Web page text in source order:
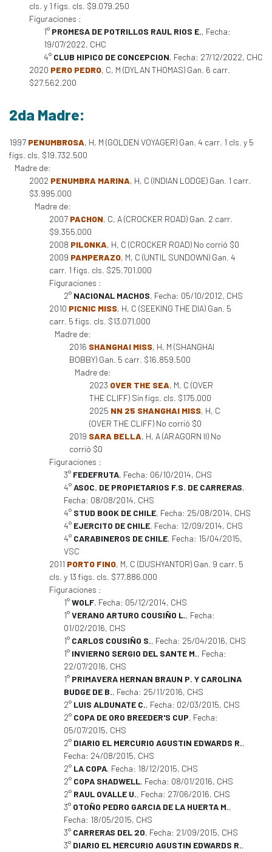
cls. y 1 figs. cls. $9.079.250
Figuraciones :
1° PROMESA DE POTRILLOS RAUL RIOS E., Fecha:
19/07/2022, CHC
4° CLUB HIPICO DE CONCEPCION, Fecha: 27/12/2022, CHC
2020 PERO PEDRO, C, M (DYLAN THOMAS) Gan. 6 carr.
$27.562.200
2da Madre:
1997 PENUMBROSA, H, M (GOLDEN VOYAGER) Gan. 4 carr. 1 cls. y 5
figs. cls. $19.732.500
Madre de:
2002 PENUMBRA MARINA, H, C (INDIAN LODGE) Gan. 1 carr.
$3.995.000
Madre de:
2007 PACHON, C, A (CROCKER ROAD) Gan. 2 carr.
$9.355.000
2008 PILONKA, H, C (CROCKER ROAD) No corrió $0
2009 PAMPERAZO, M, C (UNTIL SUNDOWN) Gan. 4
carr. 1 figs. cls. $25.701.000
Figuraciones :
2° NACIONAL MACHOS, Fecha: 05/10/2012, CHS
2010 PICNIC MISS, H, C (SEEKING THE DIA) Gan. 5
carr. 5 figs. cls. $13.071.000
Madre de:
2016 SHANGHAI MISS, H, M (SHANGHAI
BOBBY) Gan. 5 carr. $16.859.500
Madre de:
2023 OVER THE SEA, M, C (OVER
THE CLIFF) Sin figs. cls. $175.000
2025 NN 25 SHANGHAI MISS, H, C
(OVER THE CLIFF) No corrió $0
2019 SARA BELLA, H, A (ARAGORN II) No
corrió $0
Figuraciones :
3° FEDEFRUTA, Fecha: 06/10/2014, CHS
4°ASOC. DE PROPIETARIOS F.S. DE CARRERAS,
Fecha: 08/08/2014, CHS
4° STUD BOOK DE CHILE, Fecha: 25/08/2014, CHS
4° EJERCITO DE CHILE, Fecha: 12/09/2014, CHS
4° CARABINEROS DE CHILE, Fecha: 15/04/2015,
VSC
2011 PORTO FINO, M, C (DUSHYANTOR) Gan. 9 carr. 5
cls. y 13 figs. cls. $77.886.000
Figuraciones :
1°WOLF, Fecha: 05/12/2014, CHS
1°VERANO ARTURO COUSIÑO L., Fecha:
01/02/2016, CHS
1° CARLOS COUSIÑO S., Fecha: 25/04/2016, CHS
1° INVIERNO SERGIO DEL SANTE M., Fecha:
22/07/2016, CHS
1° PRIMAVERA HERNAN BRAUN P. Y CAROLINA
BUDGE DE B., Fecha: 25/11/2016, CHS
2° LUIS ALDUNATE C., Fecha: 02/03/2015, CHS
2° COPA DE ORO BREEDER'S CUP, Fecha:
05/07/2015, CHS
2° DIARIO EL MERCURIO AGUSTIN EDWARDS R.,
Fecha: 24/08/2015, CHS
2° LA COPA, Fecha: 18/12/2015, CHS
2° COPA SHADWELL, Fecha: 08/01/2016, CHS
2° RAUL OVALLE U., Fecha: 27/06/2016, CHS
3° OTOÑO PEDRO GARCIA DE LA HUERTA M.,
Fecha: 18/05/2015, CHS
3° CARRERAS DEL 20, Fecha: 21/09/2015, CHS
3° DIARIO EL MERCURIO AGUSTIN EDWARDS R.,